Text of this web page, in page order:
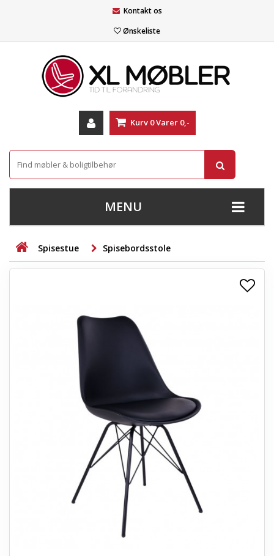
Kontakt os
Ønskeliste
Kurv 0Varer 0,-
MENU
+
STUE
+
Spisestue Spisebordsstole